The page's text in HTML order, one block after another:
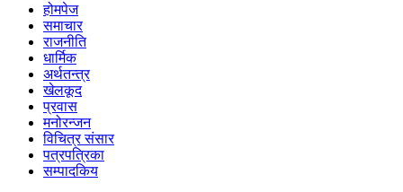
होमपेज
समाचार
राजनीति
धार्मिक
अर्थतन्त्र
खेलकूद
प्रवास
मनोरन्जन
विचित्र संसार
पत्रपत्रिका
सम्पादकिय